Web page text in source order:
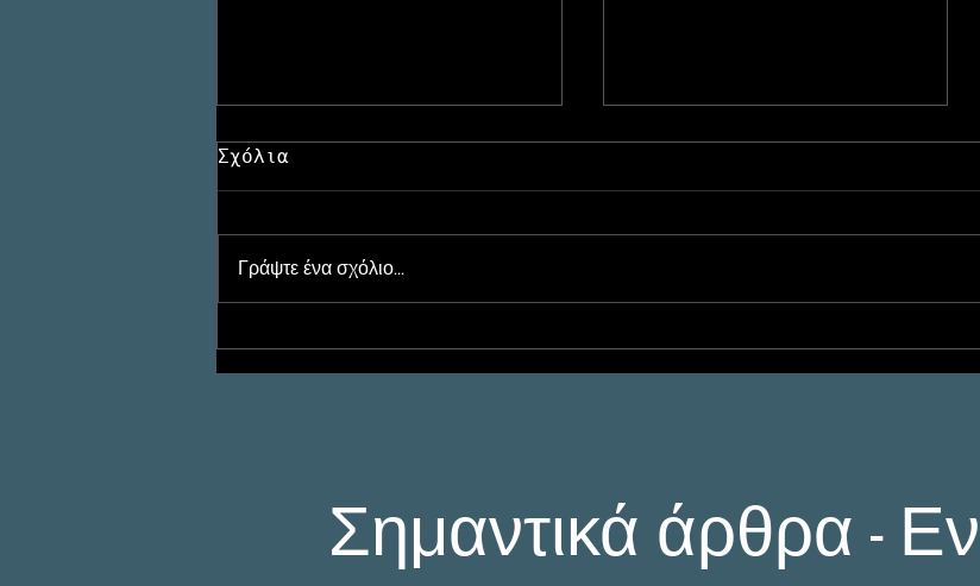
Σχόλια
Γράψτε ένα σχόλιο...
Σημαντικά άρθρα -